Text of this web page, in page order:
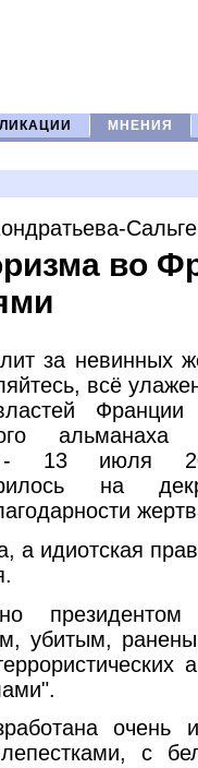
МНЕНИЯ
во
за невинных
всё
Франции
- 13 июля
на
а идиотская
президентом
убитым,
очень
с